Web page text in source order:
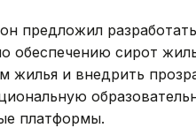
предложил
обеспечению сирот
жилья и внедрить
платформы.